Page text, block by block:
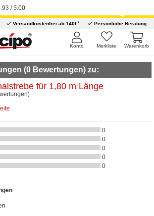
/ 5.00
Versandkostenfrei ab 140€* Persönliche Beratung
Warenkorb
Merkliste
Konto
(0 Bewertungen) zu:
für 1,80 m Länge
0
0
0
0
0